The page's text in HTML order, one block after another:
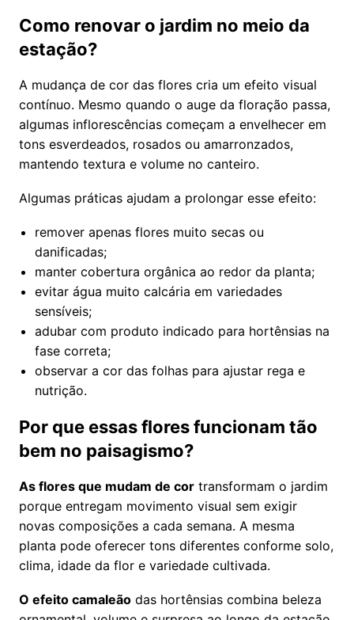
Como renovar o jardim no meio da
estação?
A mudança de cor das flores cria um efeito visual
contínuo. Mesmo quando o auge da floração passa,
algumas inflorescências começam a envelhecer em
tons esverdeados, rosados ou amarronzados,
mantendo textura e volume no canteiro.
Algumas práticas ajudam a prolongar esse efeito:
remover apenas flores muito secas ou
danificadas;
manter cobertura orgânica ao redor da planta;
evitar água muito calcária em variedades
sensíveis;
adubar com produto indicado para hortênsias na
fase correta;
observar a cor das folhas para ajustar rega e
nutrição.
Por que essas flores funcionam tão
bem no paisagismo?
As flores que mudam de cor transformam o jardim
porque entregam movimento visual sem exigir
novas composições a cada semana. A mesma
planta pode oferecer tons diferentes conforme solo,
clima, idade da flor e variedade cultivada.
O efeito camaleão das hortênsias combina beleza